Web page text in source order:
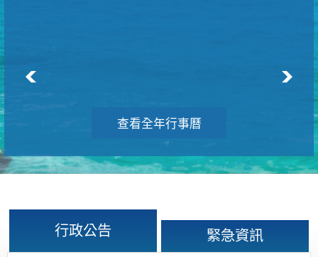
查看全年行事曆
行政公告 緊急資訊